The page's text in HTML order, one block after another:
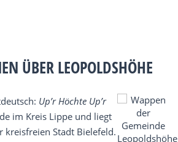
ÜBER LEOPOLDSHÖHE
Up’r Höchte Up’r
im Kreis Lippe und liegt
kreisfreien Stadt Bielefeld.